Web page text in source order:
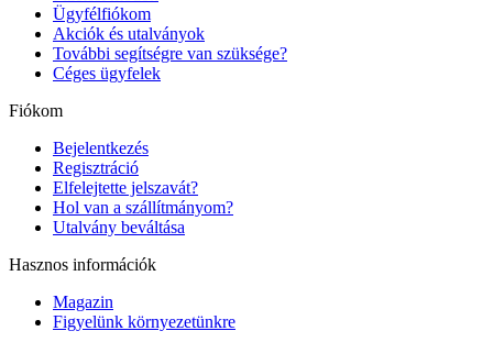
Ügyfélfiókom
Akciók és utalványok
További segítségre van szüksége?
Céges ügyfelek
Fiókom
Bejelentkezés
Regisztráció
Elfelejtette jelszavát?
Hol van a szállítmányom?
Utalvány beváltása
Hasznos információk
Magazin
Figyelünk környezetünkre